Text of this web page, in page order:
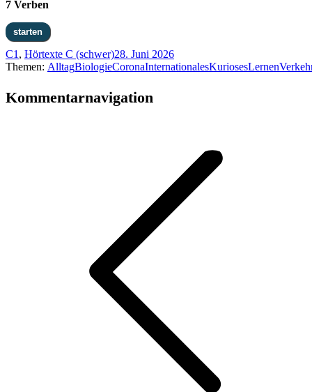
7 Verben
C1, Hörtexte C (schwer)28. Juni 2026
Themen: AlltagBiologieCoronaInternationalesKuriosesLernen
Kommentarnavigation